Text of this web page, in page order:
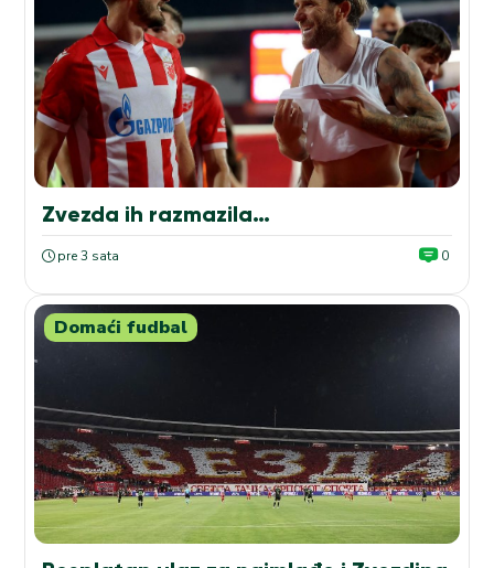
Zvezda ih razmazila…
pre 3 sata 0
Domaći fudbal